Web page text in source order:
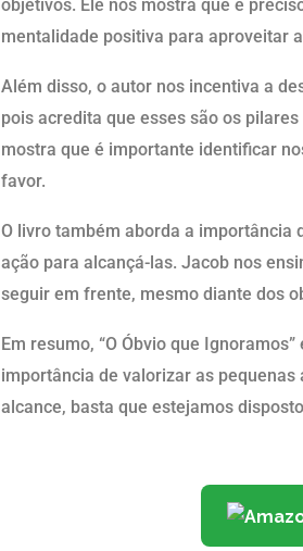
objetivos. Ele nos mostra que é
mentalidade positiva para aproveitar
Além disso, o autor nos incentiva a
pois acredita que esses são os
mostra que é importante identificar
favor.
O livro também aborda a importância
ação para alcançá-las. Jacob nos
seguir em frente, mesmo diante dos
Em resumo, “O Óbvio que
importância de valorizar as
alcance, basta que estejamos